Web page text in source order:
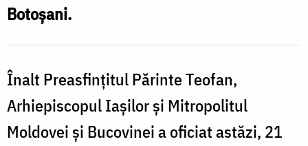
Botoșani.
Înalt Preasfințitul Părinte Teofan,
Arhiepiscopul Iașilor și Mitropolitul
Moldovei și Bucovinei a oficiat astăzi, 21